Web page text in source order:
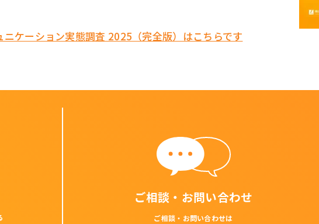
ニケーション実態調査 2025（完全版）はこちらです
ご相談・お問い合わせ
ご相談・お問い合わせは